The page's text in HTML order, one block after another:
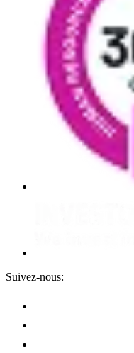
Suivez-nous: